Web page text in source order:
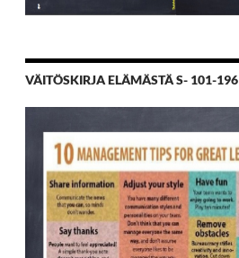
VÄITÖSKIRJA ELÄMÄSTÄ S- 101-196